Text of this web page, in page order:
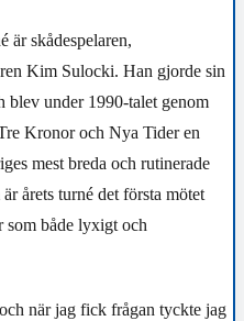
är skådespelaren,
Kim Sulocki. Han gjorde sin
blev under 1990-talet genom
Kronor och Nya Tider en
mest breda och rutinerade
årets turné det första mötet
som både lyxigt och
när jag fick frågan tyckte jag